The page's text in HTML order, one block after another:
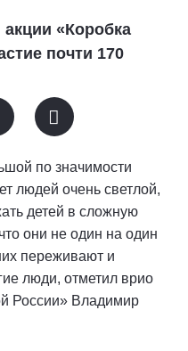
«Коробка
почти 170
по значимости
людей очень светлой,
детей в сложную
они не один на один
переживают и
люди, отметил врио
России» Владимир